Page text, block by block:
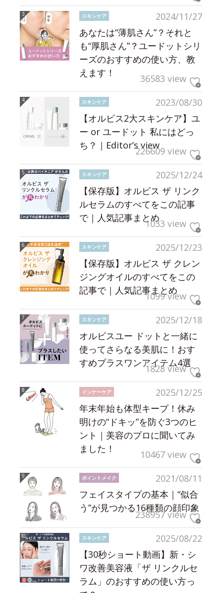
2024/11/27
スキンケア
あなたは“薄肌さん”？それと
も“厚肌さん”？ユードットシリ
ーズのおすすめの使い方、教
えます！
36583 view
2023/08/30
スキンケア
【オルビス2大スキンケア】ユ
ー or ユードット 私にはどっ
ち？｜Editor’s view226609 view
2025/12/24
スキンケア
【保存版】オルビス ザ リンク
ルセラムのすべてをこの記事
で｜人気記事まとめ1033 view
2025/12/23
スキンケア
【保存版】オルビス ザ クレン
ジングオイルのすべてをこの
記事で｜人気記事まとめ
1099 view
2025/12/18
スキンケア
オルビスユー ドットと一緒に
使ってさらなる美肌に！おす
すめプラスワンアイテム4選
1828 view
2025/12/25
インナーケア
年末年始も体型キープ！休み
明けの“ドキッ”を防ぐ3つのヒ
ント｜美容のプロに聞いてみ
ました！
10467 view
2021/08/11
ポイントメイク
フェイスタイプの基本｜“似合
う”が見つかる16種類の顔印象
238957 view
2025/08/22
スキンケア
【30秒ショート動画】新・シ
ワ改善美容液「ザ リンクルセ
ラム」のおすすめの使い方っ